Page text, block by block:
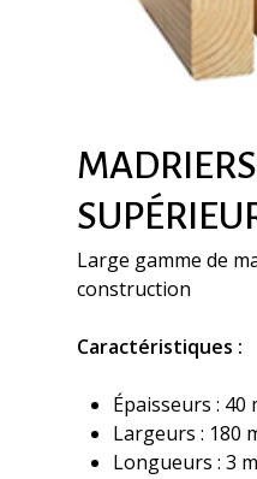
Large gamme de
construction
Caractéristiques :
Épaisseurs : 40
Largeurs : 180
Longueurs : 3